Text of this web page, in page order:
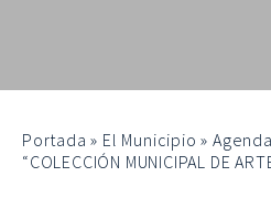
Portada » El Municipio »Agenda
“COLECCIÓN MUNICIPAL DE